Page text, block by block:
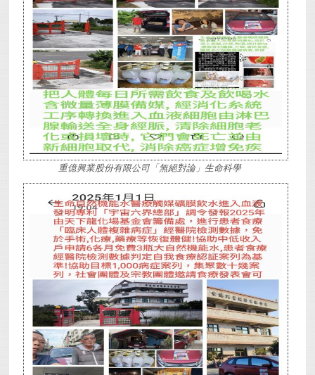
重億興業股份有限公司「無絕對論」生命科學